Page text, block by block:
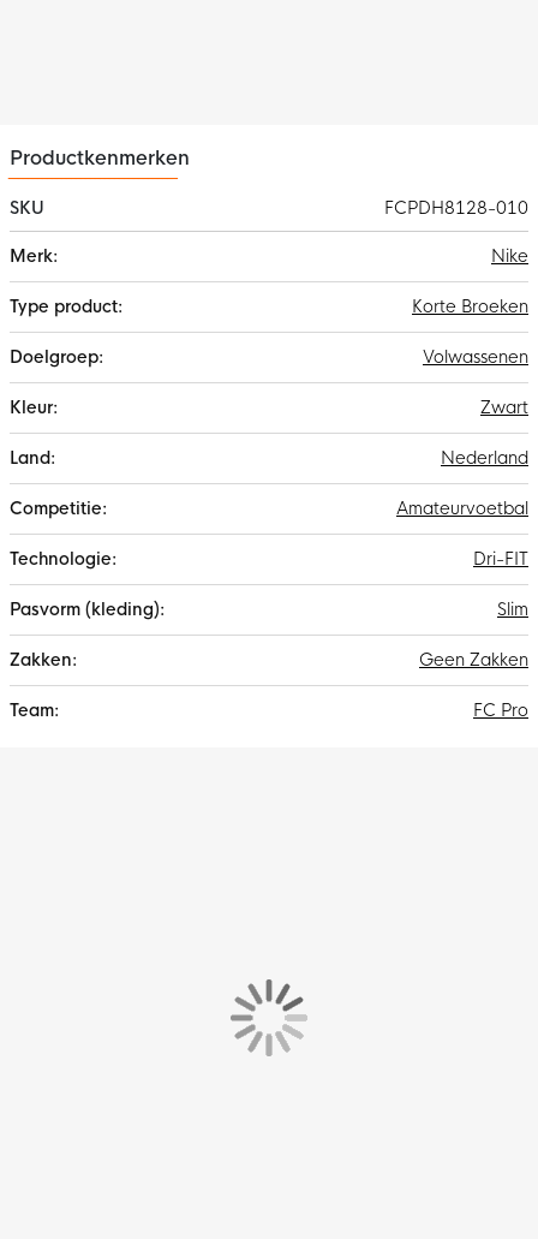
Productkenmerken
SKU
FCPDH8128-010
informatie
Nike
Korte Broeken
Volwassenen
Zwart
Nederland
Amateurvoetbal
Dri-FIT
Slim
Geen Zakken
FC Pro